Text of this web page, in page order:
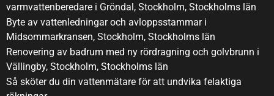
varmvattenberedare i Gröndal, Stockholm, Stockholms län
Byte av vattenledningar och avloppsstammar i
Midsommarkransen, Stockholm, Stockholms län
Renovering av badrum med ny rördragning och golvbrunn i
Vällingby, Stockholm, Stockholms län
Så sköter du din vattenmätare för att undvika felaktiga